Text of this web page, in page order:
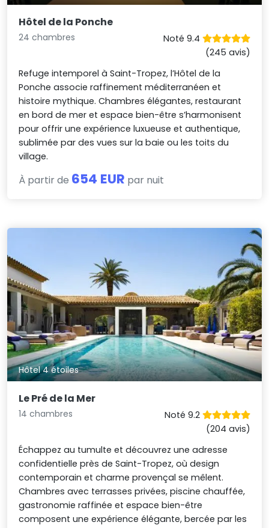
Hôtel de la Ponche
24 chambres
Noté 9.4
(245 avis)
Refuge intemporel à Saint-Tropez, l’Hôtel de la
Ponche associe raffinement méditerranéen et
histoire mythique. Chambres élégantes, restaurant
en bord de mer et espace bien-être s’harmonisent
pour offrir une expérience luxueuse et authentique,
sublimée par des vues sur la baie ou les toits du
village.
À partir de 654 EUR par nuit
Hôtel 4 étoiles
Le Pré de la Mer
14 chambres
Noté 9.2
(204 avis)
Échappez au tumulte et découvrez une adresse
confidentielle près de Saint-Tropez, où design
contemporain et charme provençal se mêlent.
Chambres avec terrasses privées, piscine chauffée,
gastronomie raffinée et espace bien-être
composent une expérience élégante, bercée par les